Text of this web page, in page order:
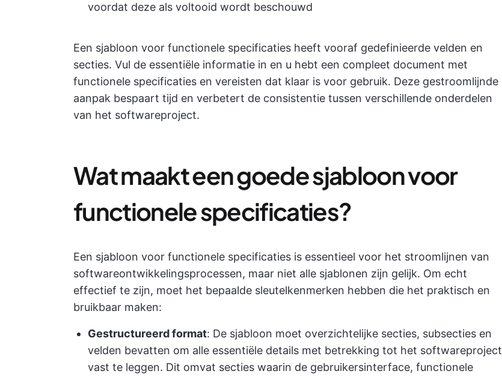
voordat deze als voltooid wordt beschouwd
Een sjabloon voor functionele specificaties heeft vooraf gedefinieerde velden en
secties. Vul de essentiële informatie in en u hebt een compleet document met
functionele specificaties en vereisten dat klaar is voor gebruik. Deze gestroomlijnde
aanpak bespaart tijd en verbetert de consistentie tussen verschillende onderdelen
van het softwareproject.
Wat maakt een goede sjabloon voor
functionele specificaties?
Een sjabloon voor functionele specificaties is essentieel voor het stroomlijnen van
softwareontwikkelingsprocessen, maar niet alle sjablonen zijn gelijk. Om echt
effectief te zijn, moet het bepaalde sleutelkenmerken hebben die het praktisch en
bruikbaar maken:
Gestructureerd format: De sjabloon moet overzichtelijke secties, subsecties en
velden bevatten om alle essentiële details met betrekking tot het softwareproject
vast te leggen. Dit omvat secties waarin de gebruikersinterface, functionele